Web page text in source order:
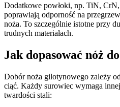
Dodatkowe powłoki, np. TiN,
poprawiają odporność na
noża. To szczególnie istotne przy
trudnych materiałach.
Jak dopasować nóż
Dobór noża gilotynowego zależy
ciąć. Każdy surowiec wymaga
twardości stali: